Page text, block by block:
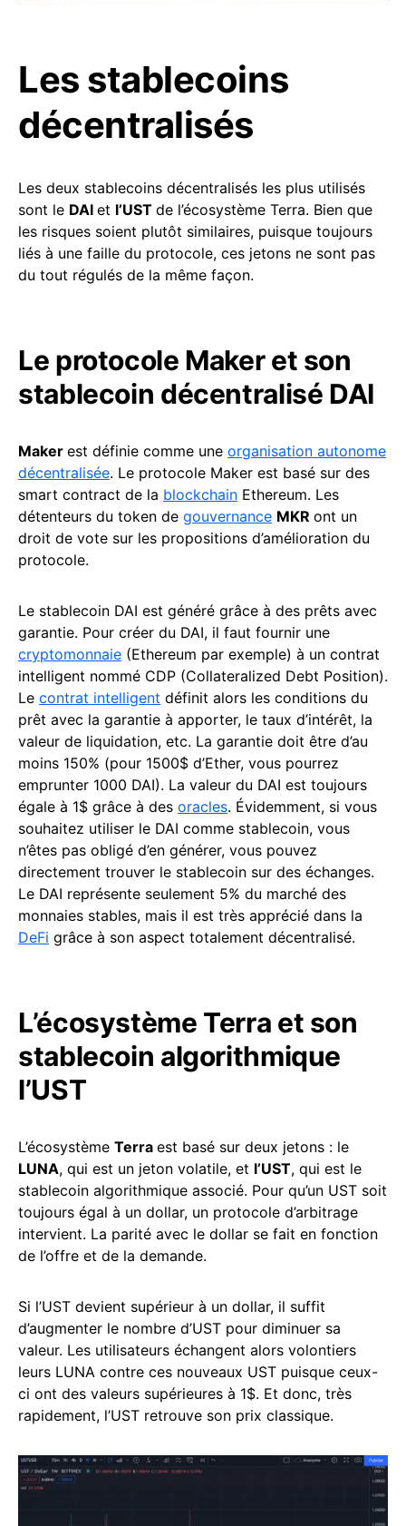
Les stablecoins
décentralisés
Les deux stablecoins décentralisés les plus utilisés
sont le DAI et l’UST de l’écosystème Terra. Bien que
les risques soient plutôt similaires, puisque toujours
liés à une faille du protocole, ces jetons ne sont pas
du tout régulés de la même façon.
Le protocole Maker et son
stablecoin décentralisé DAI
Maker est définie comme une organisation autonome
décentralisée. Le protocole Maker est basé sur des
smart contract de la blockchain Ethereum. Les
détenteurs du token de gouvernance MKR ont un
droit de vote sur les propositions d’amélioration du
protocole.
Le stablecoin DAI est généré grâce à des prêts avec
garantie. Pour créer du DAI, il faut fournir une
cryptomonnaie (Ethereum par exemple) à un contrat
intelligent nommé CDP (Collateralized Debt Position).
Le contrat intelligent définit alors les conditions du
prêt avec la garantie à apporter, le taux d’intérêt, la
valeur de liquidation, etc. La garantie doit être d’au
moins 150% (pour 1500$ d’Ether, vous pourrez
emprunter 1000 DAI). La valeur du DAI est toujours
égale à 1$ grâce à des oracles. Évidemment, si vous
souhaitez utiliser le DAI comme stablecoin, vous
n’êtes pas obligé d’en générer, vous pouvez
directement trouver le stablecoin sur des échanges.
Le DAI représente seulement 5% du marché des
monnaies stables, mais il est très apprécié dans la
DeFi grâce à son aspect totalement décentralisé.
L’écosystème Terra et son
stablecoin algorithmique
l’UST
L’écosystème Terra est basé sur deux jetons : le
LUNA, qui est un jeton volatile, et l’UST, qui est le
stablecoin algorithmique associé. Pour qu’un UST soit
toujours égal à un dollar, un protocole d’arbitrage
intervient. La parité avec le dollar se fait en fonction
de l’offre et de la demande.
Si l’UST devient supérieur à un dollar, il suffit
d’augmenter le nombre d’UST pour diminuer sa
valeur. Les utilisateurs échangent alors volontiers
leurs LUNA contre ces nouveaux UST puisque ceux-
ci ont des valeurs supérieures à 1$. Et donc, très
rapidement, l’UST retrouve son prix classique.